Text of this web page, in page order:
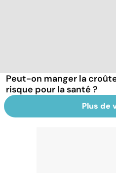
Peut-on manger la
risque pour la santé ?
Plus de